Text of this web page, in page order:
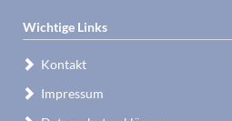
Wichtige Links
Kontakt
Impressum